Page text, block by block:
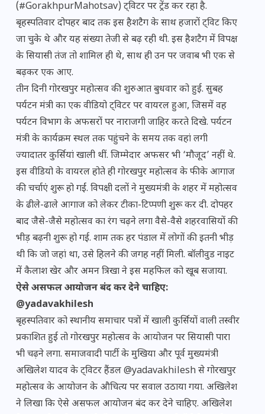
(#GorakhpurMahotsav) ट्विटर पर ट्रेंड कर रहा है.
बृहस्पतिवार दोपहर बाद तक इस हैशटैग के साथ हजारों ट्विट किए
जा चुके थे और यह संख्या तेजी से बढ़ रही थी. इस हैशटैग में विपक्ष
के सियासी तंज तो शामिल ही थे, साथ ही उन पर जवाब भी एक से
बढ़कर एक आए.
तीन दिनी गोरखपुर महोत्सव की शुरुआत बुधवार को हुई. सुबह
पर्यटन मंत्री का एक वीडियो ट्विटर पर वायरल हुआ, जिसमें वह
पर्यटन विभाग के अफसरों पर नाराजगी जाहिर करते दिखे. पर्यटन
मंत्री के कार्यक्रम स्थल तक पहुंचने के समय तक वहां लगी
ज्यादातर कुर्सियां खाली थीं. जिम्मेदार अफसर भी ‘मौजूद’ नहीं थे.
इस वीडियो के वायरल होते ही गोरखपुर महोत्सव के फीके आगाज
की चर्चाएं शुरू हो गईं. विपक्षी दलों ने मुख्यमंत्री के शहर में महोत्सव
के ढीले-ढाले आगाज को लेकर टीका-टिप्पणी शुरू कर दी. दोपहर
बाद जैसे-जैसे महोत्सव का रंग चढ़ने लगा वैसे-वैसे शहरवासियों की
भीड़ बढ़नी शुरू हो गई. शाम तक हर पंडाल में लोगों की इतनी भीड़
थी कि जो जहां था, उसे हिलने की जगह नहीं मिली. बॉलीवुड नाइट
में कैलाश खेर और अमन त्रिखा ने इस महफिल को खूब सजाया.
ऐसे असफल आयोजन बंद कर देने चाहिए:
@yadavakhilesh
बृहस्पतिवार को स्थानीय समाचार पत्रों में खाली कुर्सियों वाली तस्वीर
प्रकाशित हुई तो गोरखपुर महोत्सव के आयोजन पर सियासी पारा
भी चढ़ने लगा. समाजवादी पार्टी के मुखिया और पूर्व मुख्यमंत्री
अखिलेश यादव के ट्विटर हैंडल @yadavakhilesh से गोरखपुर
महोत्सव के आयोजन के औचित्य पर सवाल उठाया गया. अखिलेश
ने लिखा कि ऐसे असफल आयोजन बंद कर देने चाहिए. अखिलेश